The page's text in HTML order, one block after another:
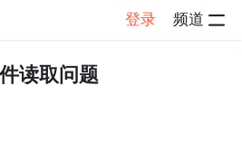
登录 频道
帖子详情
读取问题